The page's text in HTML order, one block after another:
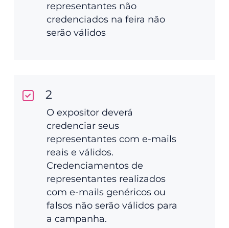
representantes não
credenciados na feira não
serão válidos
2
O expositor deverá
credenciar seus
representantes com e-mails
reais e válidos.
Credenciamentos de
representantes realizados
com e-mails genéricos ou
falsos não serão válidos para
a campanha.